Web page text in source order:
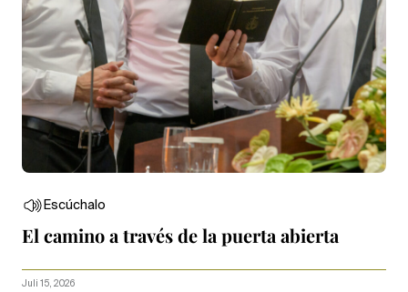
Escúchalo
El camino a través de la puerta abierta
Juli 15, 2026